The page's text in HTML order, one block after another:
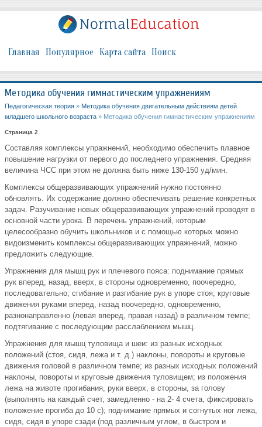
Главная Популярное Карта сайта Поиск
Методика обучения гимнастическим упражнениям
Педагогическая теория » Методика обучения двигательным действиям детей
младшего школьного возраста » Методика обучения гимнастическим упражнениям
Страница 2
Составляя комплексы упражнений, необходимо обеспечить плавное
повышение нагрузки от первого до последнего упражнения. Средняя
величина ЧСС при этом не должна быть ниже 130-150 уд/мин.
Комплексы общеразвивающих упражнений нужно постоянно
обновлять. Их содержание должно обеспечивать решение конкретных
задач. Разучивание новых общеразвивающих упражнений проводят в
основной части урока. В перечень упражнений, которым
целесообразно обучить школьников и с помощью которых можно
видоизменить комплексы общеразвивающих упражнений, можно
предложить следующие.
Упражнения для мышц рук и плечевого пояса: поднимание прямых
рук вперед, назад, вверх, в стороны одновременно, поочередно,
последовательно; сгибание и разгибание рук в упоре стоя; круговые
движения руками вперед, назад поочередно, одновременно,
разнонаправленно (левая вперед, правая назад) в различном темпе;
подтягивание с последующим расслаблением мышц.
Упражнения для мышц туловища и шеи: из разных исходных
положений (стоя, сидя, лежа и т. д.) наклоны, повороты и круговые
движения головой в различном темпе; из разных исходных положений
наклоны, повороты и круговые движения туловищем; из положения
лежа на животе прогибания, руки вверх, в стороны, за голову
(выполнять на каждый счет, замедленно - на 2- 4 счета, фиксировать
положение прогиба до 10 с); поднимание прямых и согнутых ног лежа,
сидя, сидя в упоре сзади (под различным углом, в быстром и